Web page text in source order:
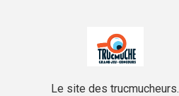
Le site des trucmucheurs.